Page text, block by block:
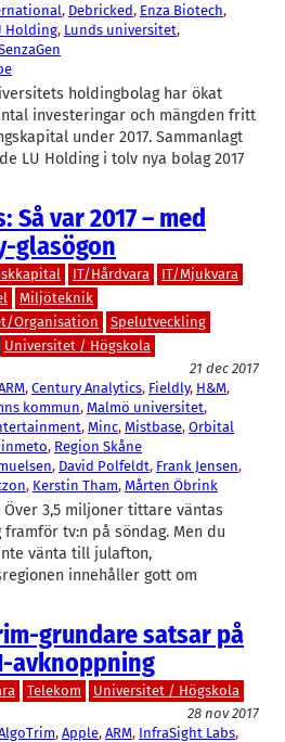
, Debricked, Enza Biotech
Holding, Lunds universitet
holdingbolag har ökat
investeringar och mängden fritt
under 2017. Sammanlagt
LU Holding i tolv nya bolag 2017
Så var 2017 – med
glasögon
IT/Hårdvara
IT/Mjukvara
Miljöteknik
Organisation
Spelutveckling
Universitet / Högskola
21 dec 2017
, Century Analytics, Fieldly, H&M
kommun, Malmö universitet
, Minc, Mistbase, Orbital
, Region Skåne
, David Polfeldt, Frank Jensen
, Kerstin Tham, Mårten Öbrink
Över 3,5 miljoner tittare väntas
framför tv:n på söndag. Men du
vänta till julafton,
innehåller gott om
grundare satsar på
avknoppning
Telekom
Universitet / Högskola
28 nov 2017
, Apple, ARM, InfraSight Labs